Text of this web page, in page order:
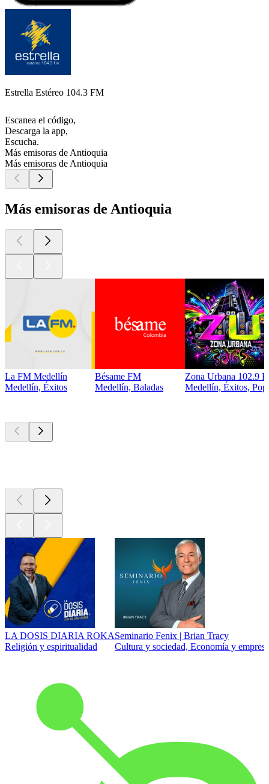
Estrella Estéreo 104.3 FM
Escanea el código,
Descarga la app,
Escucha.
Más emisoras de Antioquia
Más emisoras de Antioquia
Más emisoras de Antioquia
La FM Medellín
Medellín, Éxitos
Bésame FM
Medellín, Baladas
Zona Urbana 102.9
Medellín, Éxitos, Pop
LA DOSIS DIARIA ROKA
Religión y espiritualidad
Seminario Fenix | Brian Tracy
Cultura y sociedad, Economía y